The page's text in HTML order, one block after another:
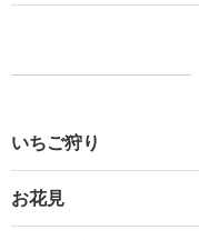
いちご狩り
お花見